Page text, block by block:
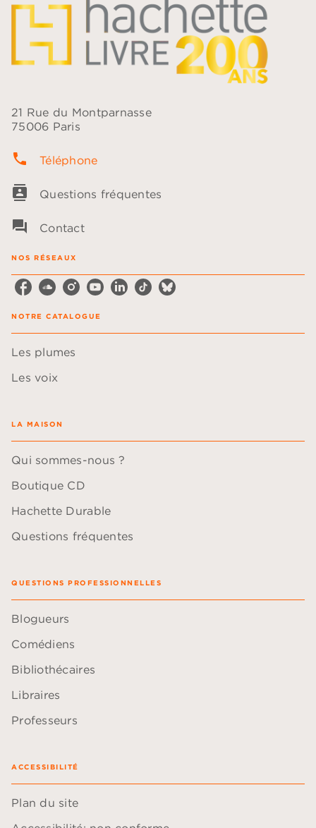
21 Rue du Montparnasse
75006 Paris
phone Téléphone
contacts Questions fréquentes
question_answer Contact
NOS RÉSEAUX
NOTRE CATALOGUE
Les plumes
Les voix
LA MAISON
Qui sommes-nous ?
Boutique CD
Hachette Durable
Questions fréquentes
QUESTIONS PROFESSIONNELLES
Blogueurs
Comédiens
Bibliothécaires
Libraires
Professeurs
ACCESSIBILITÉ
Plan du site